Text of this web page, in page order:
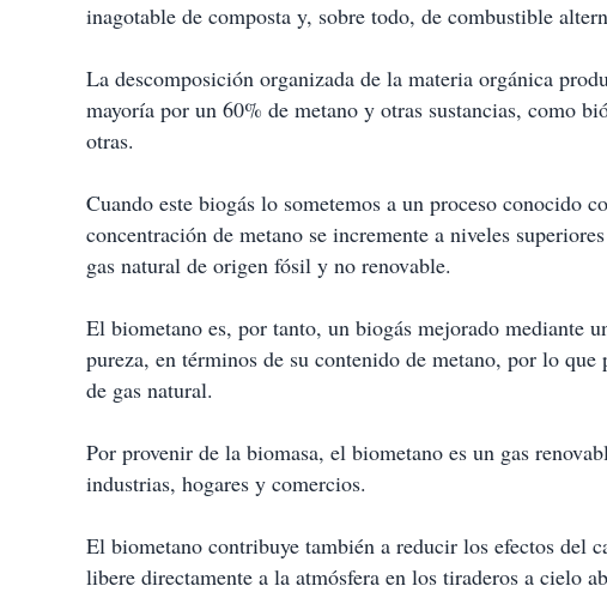
inagotable de composta y, sobre todo, de combustible
La descomposición organizada de la materia orgánica
mayoría por un 60% de metano y otras sustancias, como
otras.
Cuando este biogás lo sometemos a un proceso conocido
concentración de metano se incremente a niveles
gas natural de origen fósil y no renovable.
El biometano es, por tanto, un biogás mejorado mediante
pureza, en términos de su contenido de metano, por lo
de gas natural.
Por provenir de la biomasa, el biometano es un gas
industrias, hogares y comercios.
El biometano contribuye también a reducir los efectos del
libere directamente a la atmósfera en los tiraderos a cielo